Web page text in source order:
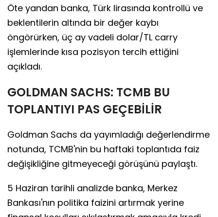
Öte yandan banka, Türk lirasında kontrollü ve
beklentilerin altında bir değer kaybı
öngörürken, üç ay vadeli dolar/TL carry
işlemlerinde kısa pozisyon tercih ettiğini
açıkladı.
GOLDMAN SACHS: TCMB BU
TOPLANTIYI PAS GEÇEBİLİR
Goldman Sachs da yayımladığı değerlendirme
notunda, TCMB'nin bu haftaki toplantıda faiz
değişikliğine gitmeyeceği görüşünü paylaştı.
5 Haziran tarihli analizde banka, Merkez
Bankası'nın politika faizini artırmak yerine